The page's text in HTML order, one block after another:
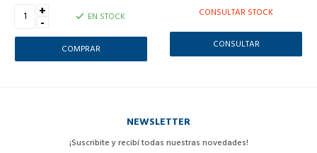
+
- EN STOCK CONSULTAR STOCK
CONSULTAR
NEWSLETTER
¡Suscribite y recibí todas nuestras novedades!